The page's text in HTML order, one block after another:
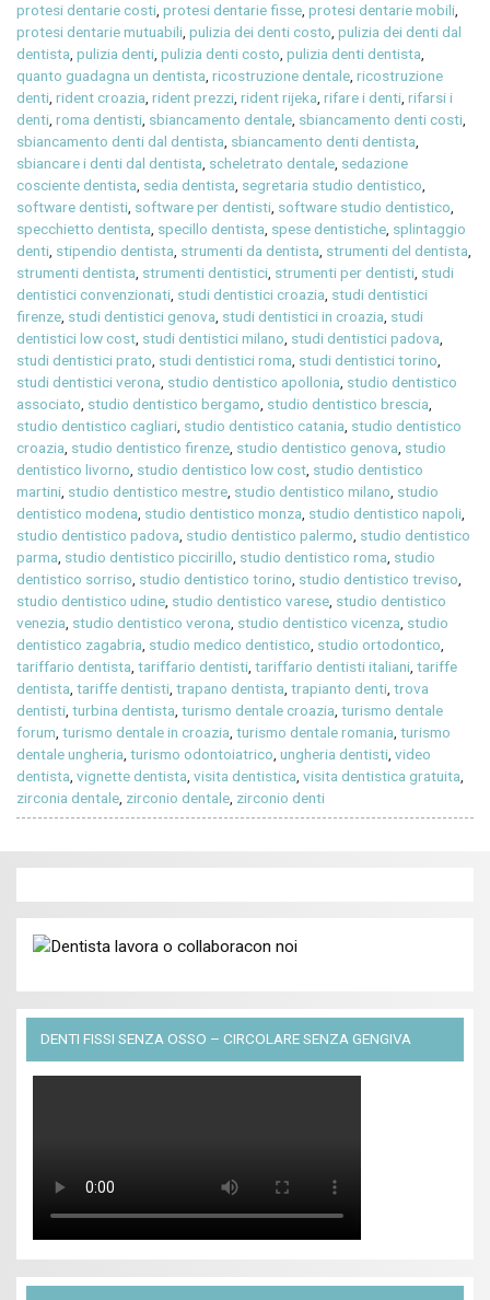
protesi dentarie costi ,protesi dentarie fisse ,protesi dentarie mobili
protesi dentarie mutuabili ,pulizia dei denti costo ,pulizia dei denti dal
dentista ,pulizia denti ,pulizia denti costo ,pulizia denti dentista
quanto guadagna un dentista ,ricostruzione dentale ,ricostruzione
denti ,rident croazia ,rident prezzi ,rident rijeka ,rifare i denti ,rifarsi i
denti ,roma dentisti sbiancamento dentale sbiancamento denti costi
sbiancamento denti dal dentista sbiancamento denti dentista
sbiancare i denti dal dentista scheletrato dentale sedazione
cosciente dentista sedia dentista segretaria studio dentistico
software dentisti software per dentisti software studio dentistico
specchietto dentista specillo dentista spese dentistiche splintaggio
denti stipendio dentista strumenti da dentista strumenti del dentista
strumenti dentista strumenti dentistici strumenti per dentisti studi
dentistici convenzionati studi dentistici croazia studi dentistici
firenze studi dentistici genova studi dentistici in croazia studi
dentistici low cost studi dentistici milano studi dentistici padova
studi dentistici prato studi dentistici roma studi dentistici torino
studi dentistici verona studio dentistico apollonia studio dentistico
associato studio dentistico bergamo studio dentistico brescia
studio dentistico cagliari studio dentistico catania studio dentistico
croazia studio dentistico firenze studio dentistico genova studio
dentistico livorno studio dentistico low cost studio dentistico
martini studio dentistico mestre studio dentistico milano studio
dentistico modena studio dentistico monza studio dentistico napoli
studio dentistico padova studio dentistico palermo studio dentistico
parma studio dentistico piccirillo studio dentistico roma studio
dentistico sorriso studio dentistico torino studio dentistico treviso
studio dentistico udine studio dentistico varese studio dentistico
venezia studio dentistico verona studio dentistico vicenza studio
dentistico zagabria studio medico dentistico studio ortodontico
tariffario dentista ,tariffario dentisti ,tariffario dentisti italiani ,tariffe
dentista ,tariffe dentisti ,trapano dentista ,trapianto denti ,trova
dentisti ,turbina dentista ,turismo dentale croazia ,turismo dentale
forum ,turismo dentale in croazia ,turismo dentale romania ,turismo
dentale ungheria ,turismo odontoiatrico ,ungheria dentisti ,video
dentista ,vignette dentista ,visita dentistica ,visita dentistica gratuita
zirconia dentale zirconio dentale zirconio denti
DENTI FISSI SENZA OSSO – CIRCOLARE SENZA GENGIVA